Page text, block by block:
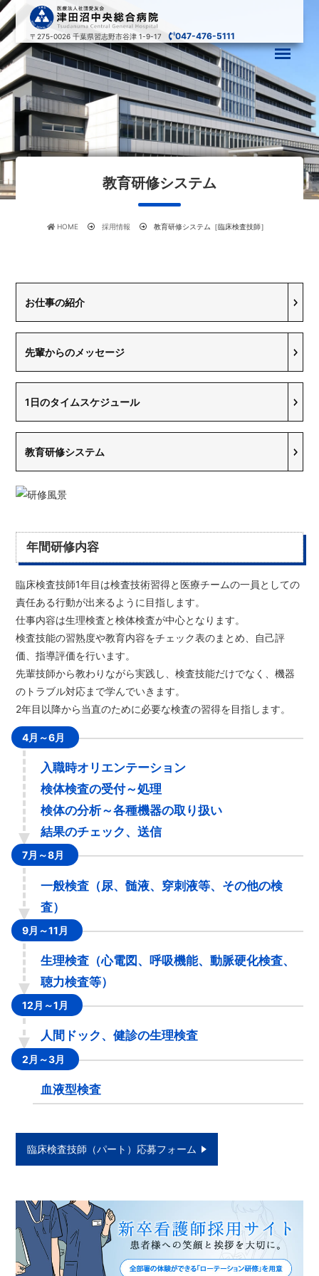
〒275-0026千葉県習志野市谷津 1-9-17 047-476-5111
教育研修システム
HOME 採用情報 教育研修システム［臨床検査技師］
お仕事の紹介
先輩からのメッセージ
1日のタイムスケジュール
教育研修システム
年間研修内容
臨床検査技師1年目は検査技術習得と医療チームの一員としての
責任ある行動が出来るように目指します。
仕事内容は生理検査と検体検査が中心となります。
検査技能の習熟度や教育内容をチェック表のまとめ、自己評
価、指導評価を行います。
先輩技師から教わりながら実践し、検査技能だけでなく、機器
のトラブル対応まで学んでいきます。
2年目以降から当直のために必要な検査の習得を目指します。
4月～6月
入職時オリエンテーション
検体検査の受付～処理
検体の分析～各種機器の取り扱い
結果のチェック、送信
7月～8月
一般検査（尿、髄液、穿刺液等、その他の検
査）
9月～11月
生理検査（心電図、呼吸機能、動脈硬化検査、
聴力検査等）
12月～1月
人間ドック、健診の生理検査
2月～3月
血液型検査
臨床検査技師（パート）応募フォーム